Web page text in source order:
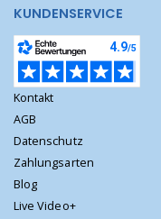
KUNDENSERVICE
Kontakt
AGB
Datenschutz
Zahlungsarten
Blog
Live Video+